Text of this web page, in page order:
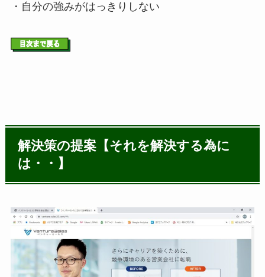
・自分の強みがはっきりしない
解決策の提案【それを解決する為に
は・・】